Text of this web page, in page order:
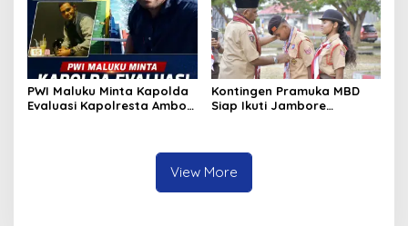
PWI Maluku Minta Kapolda
Evaluasi Kapolresta Ambon
Kontingen Pramuka MBD
Siap Ikuti Jambore
View More